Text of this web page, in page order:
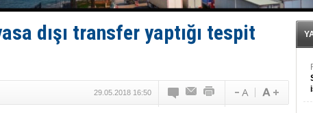
Tüpraş, ham petrol taşımacılığına 4 yeni tanker
LNG taşımacılığında maliyetler katlandı
dışı transfer yaptığı tespit
29.05.2018 16:50